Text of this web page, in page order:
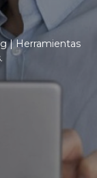
| Herramientas